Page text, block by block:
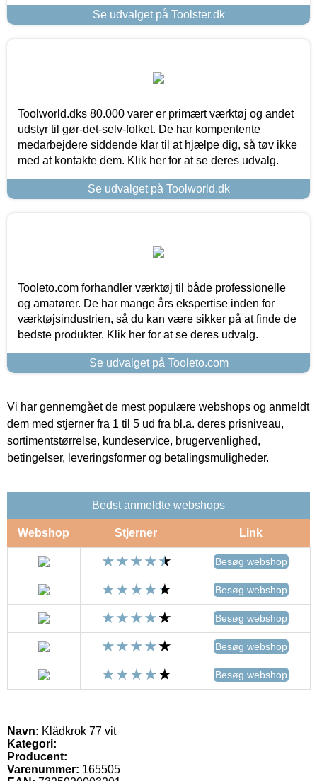
Se udvalget på Toolster.dk
Toolworld.dks 80.000 varer er primært værktøj og andet
udstyr til gør-det-selv-folket. De har kompentente
medarbejdere siddende klar til at hjælpe dig, så tøv ikke
med at kontakte dem. Klik her for at se deres udvalg.
Se udvalget på Toolworld.dk
Tooleto.com forhandler værktøj til både professionelle
og amatører. De har mange års ekspertise inden for
værktøjsindustrien, så du kan være sikker på at finde de
bedste produkter. Klik her for at se deres udvalg.
Se udvalget på Tooleto.com
Vi har gennemgået de mest populære webshops og anmeldt
dem med stjerner fra 1 til 5 ud fra bl.a. deres prisniveau,
sortimentstørrelse, kundeservice, brugervenlighed,
betingelser, leveringsformer og betalingsmuligheder.
Bedst anmeldte webshops
Webshop Stjerner Link
Besøg webshop
Besøg webshop
Besøg webshop
Besøg webshop
Besøg webshop
Navn: Klädkrok 77 vit
Kategori:
Producent:
Varenummer: 165505